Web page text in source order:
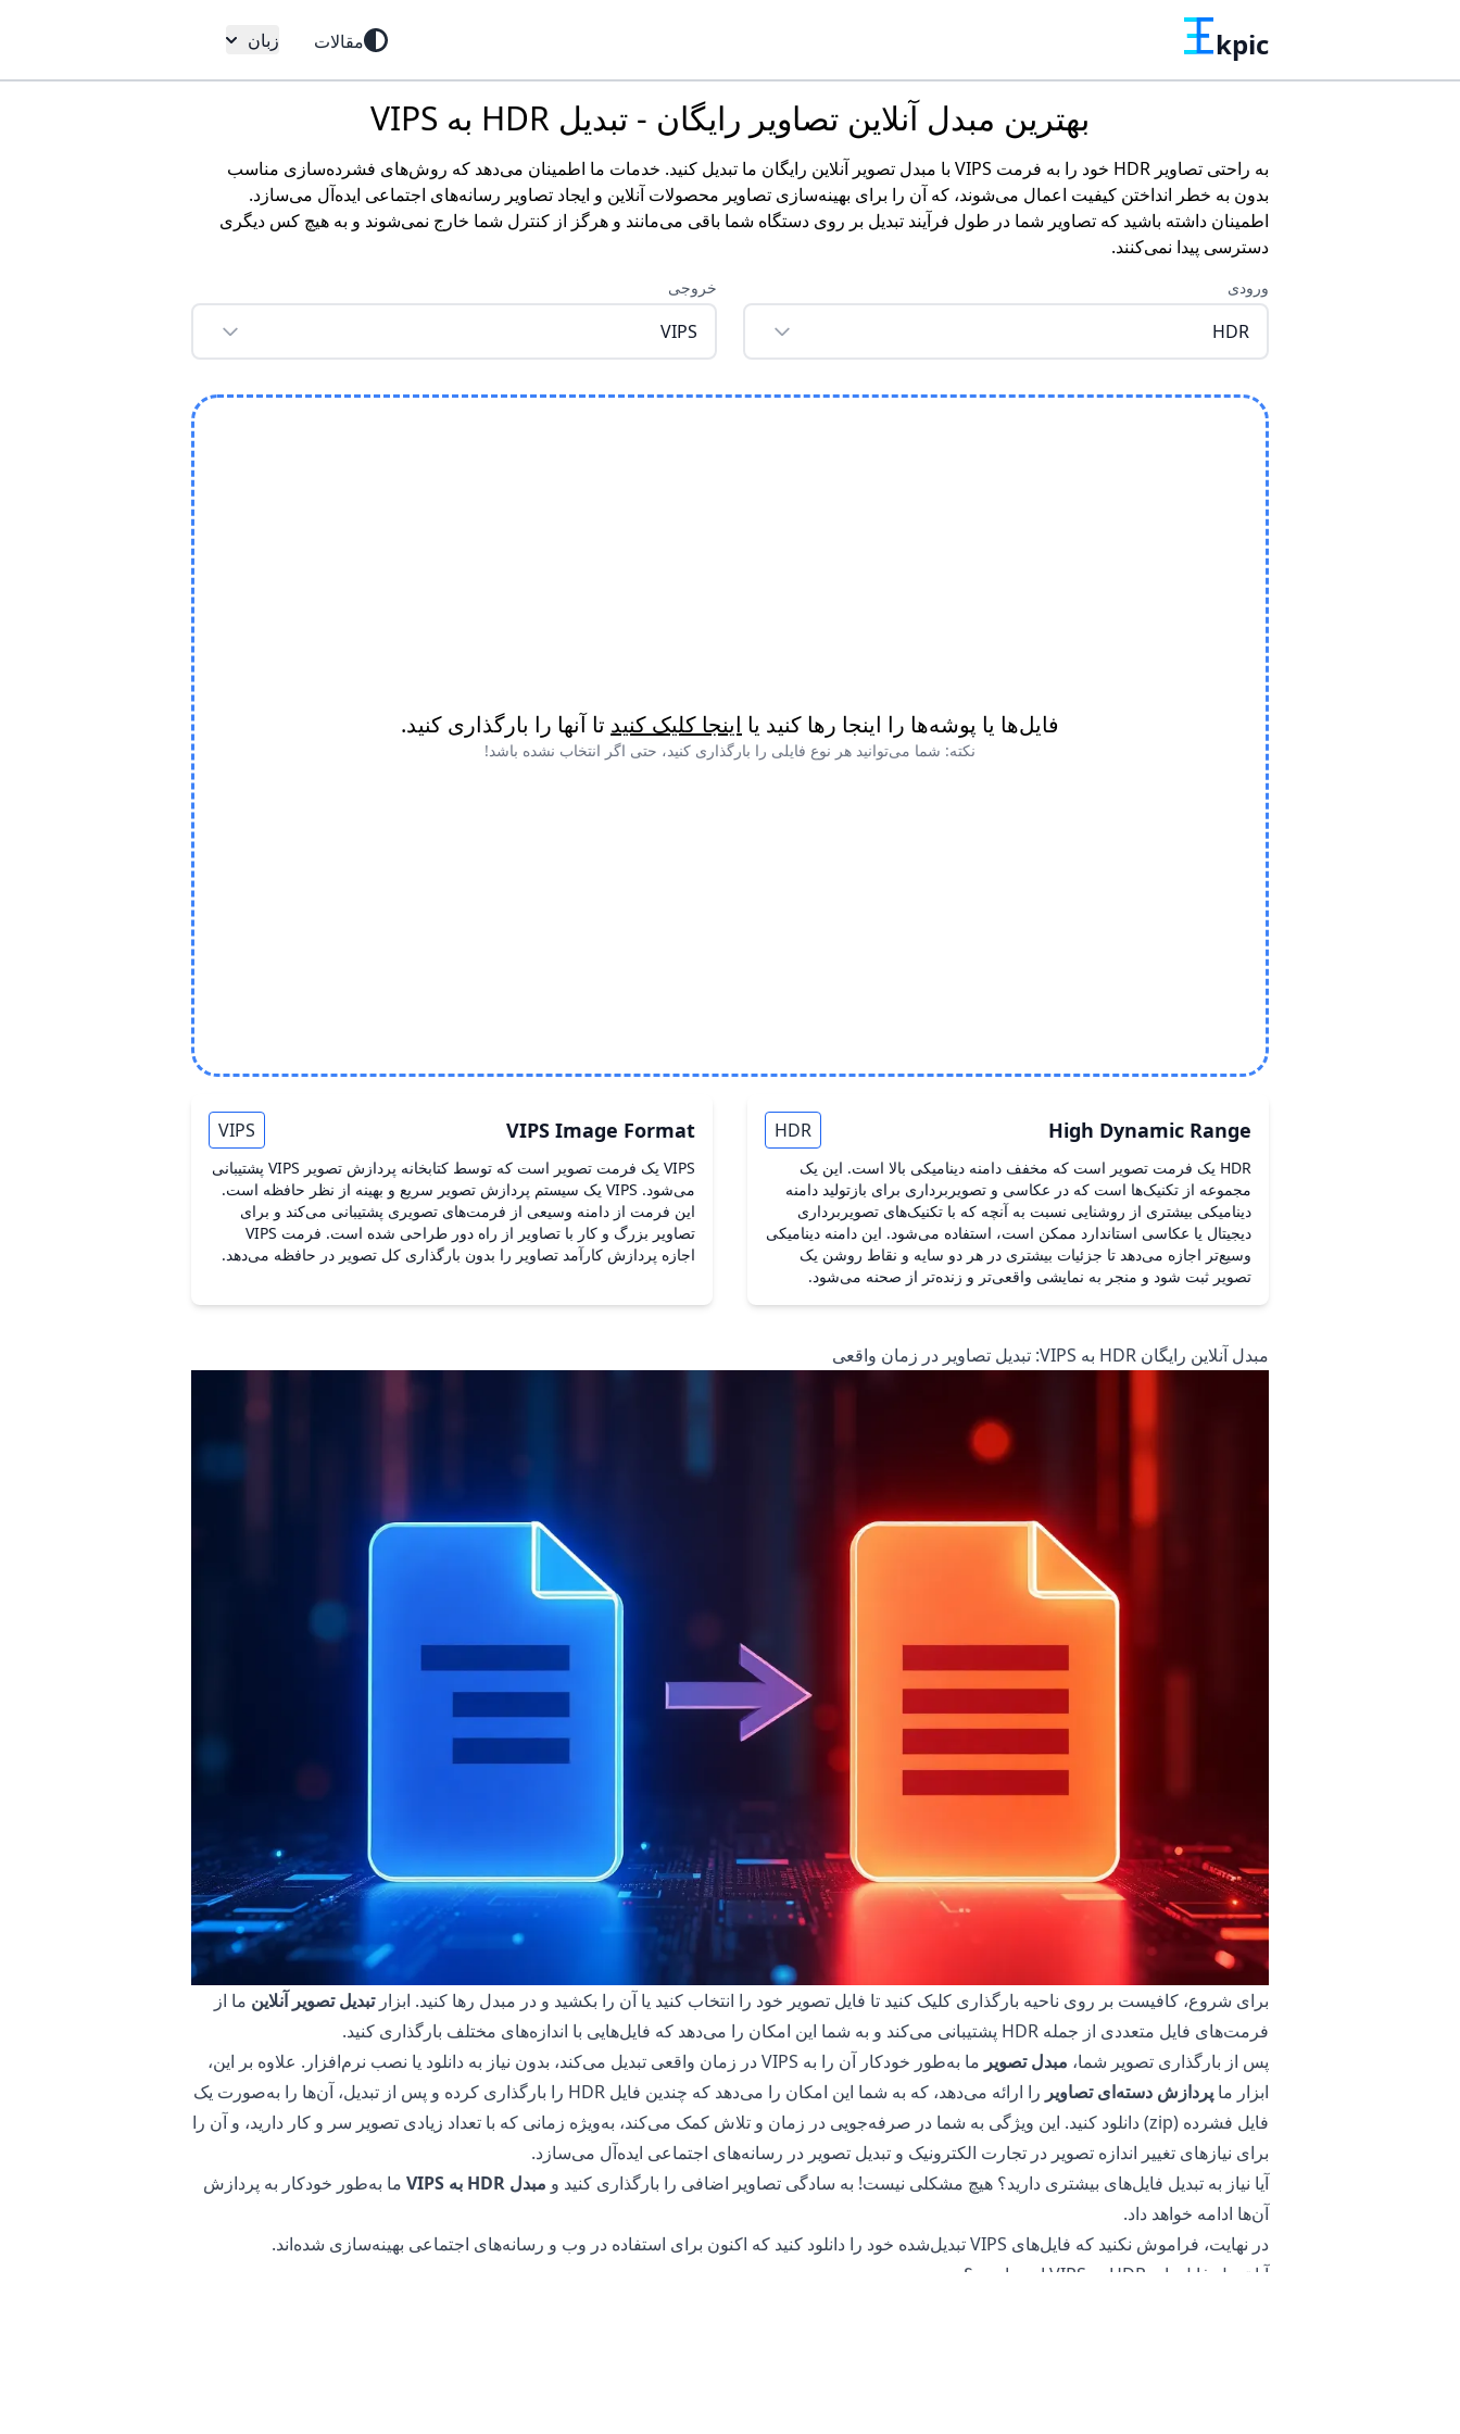
kpic مقالات زبان
بهترین مبدل آنلاین تصاویر رایگان - تبدیل HDR به VIPS
به راحتی تصاویر HDR خود را به فرمت VIPS با مبدل تصویر آنلاین رایگان ما تبدیل کنید. خدمات ما اطمینان می‌دهد که روش‌های فشرده‌سازی مناسب
بدون به خطر انداختن کیفیت اعمال می‌شوند، که آن را برای بهینه‌سازی تصاویر محصولات آنلاین و ایجاد تصاویر رسانه‌های اجتماعی ایده‌آل می‌سازد.
اطمینان داشته باشید که تصاویر شما در طول فرآیند تبدیل بر روی دستگاه شما باقی می‌مانند و هرگز از کنترل شما خارج نمی‌شوند و به هیچ کس دیگری
دسترسی پیدا نمی‌کنند.
ورودی
HDR
خروجی
VIPS
فایل‌ها یا پوشه‌ها را اینجا رها کنید یا اینجا کلیک کنید تا آنها را بارگذاری کنید.
نکته: شما می‌توانید هر نوع فایلی را بارگذاری کنید، حتی اگر انتخاب نشده باشد!
High Dynamic Range
HDR
HDR یک فرمت تصویر است که مخفف دامنه دینامیکی بالا است. این یک
مجموعه از تکنیک‌ها است که در عکاسی و تصویربرداری برای بازتولید دامنه
دینامیکی بیشتری از روشنایی نسبت به آنچه که با تکنیک‌های تصویربرداری
دیجیتال یا عکاسی استاندارد ممکن است، استفاده می‌شود. این دامنه دینامیکی
وسیع‌تر اجازه می‌دهد تا جزئیات بیشتری در هر دو سایه و نقاط روشن یک
تصویر ثبت شود و منجر به نمایشی واقعی‌تر و زنده‌تر از صحنه می‌شود.
VIPS Image Format
VIPS
VIPS یک فرمت تصویر است که توسط کتابخانه پردازش تصویر VIPS پشتیبانی
می‌شود. VIPS یک سیستم پردازش تصویر سریع و بهینه از نظر حافظه است.
این فرمت از دامنه وسیعی از فرمت‌های تصویری پشتیبانی می‌کند و برای
تصاویر بزرگ و کار با تصاویر از راه دور طراحی شده است. فرمت VIPS
اجازه پردازش کارآمد تصاویر را بدون بارگذاری کل تصویر در حافظه می‌دهد.
مبدل آنلاین رایگان HDR به VIPS: تبدیل تصاویر در زمان واقعی
برای شروع، کافیست بر روی ناحیه بارگذاری کلیک کنید تا فایل تصویر خود را انتخاب کنید یا آن را بکشید و در مبدل رها کنید. ابزارتبدیل تصویر آنلاین ما از
فرمت‌های فایل متعددی از جمله HDR پشتیبانی می‌کند و به شما این امکان را می‌دهد که فایل‌هایی با اندازه‌های مختلف بارگذاری کنید.
پس از بارگذاری تصویر شما، مبدل تصویر
ما به‌طور خودکار آن را به VIPS در زمان واقعی تبدیل می‌کند، بدون نیاز به دانلود یا نصب نرم‌افزار. علاوه بر این،
ابزار ما پردازش دسته‌ای تصاویر
را ارائه می‌دهد، که به شما این امکان را می‌دهد که چندین فایل HDR را بارگذاری کرده و پس از تبدیل، آن‌ها را به‌صورت یک
فایل فشرده (zip) دانلود کنید. این ویژگی به شما در صرفه‌جویی در زمان و تلاش کمک می‌کند، به‌ویژه زمانی که با تعداد زیادی تصویر سر و کار دارید، و آن را
برای نیازهای تغییر اندازه تصویر در تجارت الکترونیک و تبدیل تصویر در رسانه‌های اجتماعی ایده‌آل می‌سازد.
آیا نیاز به تبدیل فایل‌های بیشتری دارید؟ هیچ مشکلی نیست! به سادگی تصاویر اضافی را بارگذاری کنید و مبدل HDR به VIPS
ما به‌طور خودکار به پردازش
آن‌ها ادامه خواهد داد.
در نهایت، فراموش نکنید که فایل‌های VIPS تبدیل‌شده خود را دانلود کنید که اکنون برای استفاده در وب و رسانه‌های اجتماعی بهینه‌سازی شده‌اند.
آیا تبدیل فایل‌های HDR به VIPS ایمن است؟